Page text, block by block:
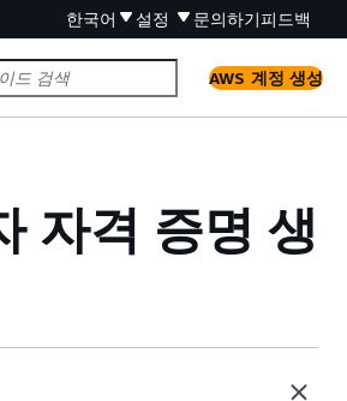
한국어 설정 문의하기피드백
AWS 계정 생성
자격 증명 생